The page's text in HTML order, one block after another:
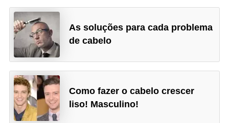
As soluções para cada problema
de cabelo
Como fazer o cabelo crescer
liso! Masculino!